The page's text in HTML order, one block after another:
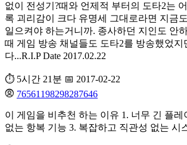
없이 전성기?때와 언제적 부터의 도타2는
록 괴리감이 크다 유명세 그대로라면 지금
일으켜야 하는거니까. 종사하던 지인도 안
때 게임 방송 채널들도 도타2를 방송했었지
다...R.I.P Date 2017.02.22
⏱️ 5시간 21분 📅 2017-02-22
76561198298287646
이 게임을 비추천 하는 이유 1. 너무 긴 플레
없는 항복 기능 3. 복잡하고 직관성 없는 시